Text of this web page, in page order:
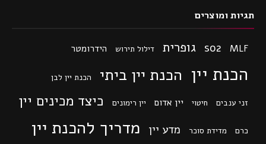
תגיות ומוצרים
MLF
so2 גופרית דילול תירוש הידרומטר
הכנת יין הכנת יין ביתי הכנת יין לבן
זני ענבים חיטוי יין אדום יין רימונים כיצד מכינים יין
כרם מדידת סוכר מדע יין מדריך להכנת יין